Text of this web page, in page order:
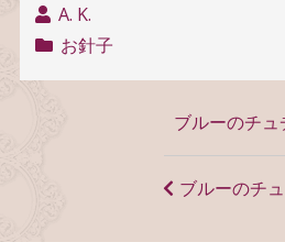
A. K.
お針子
ブルーのチュ
ブルーのチ